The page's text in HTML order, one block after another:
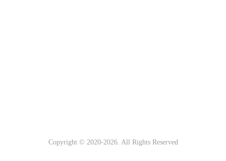
Copyright © 2020-2026. All Rights Reserved